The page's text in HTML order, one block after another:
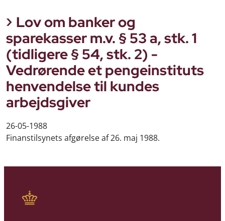
Lov om banker og
sparekasser m.v. § 53 a, stk. 1
(tidligere § 54, stk. 2) -
Vedrørende et pengeinstituts
henvendelse til kundes
arbejdsgiver
26-05-1988
Finanstilsynets afgørelse af 26. maj 1988.